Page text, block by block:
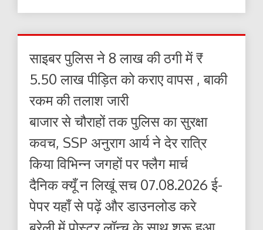
साइबर पुलिस ने 8 लाख की ठगी में ₹
5.50 लाख पीड़ित को कराए वापस , बाकी
रकम की तलाश जारी
बाजार से चौराहों तक पुलिस का सुरक्षा
कवच, SSP अनुराग आर्य ने देर रात्रि
किया विभिन्न जगहों पर फ्लैग मार्च
दैनिक क्यूँ न लिखूं सच 07.08.2026 ई-
पेपर यहाँ से पढ़ें और डाउनलोड करे